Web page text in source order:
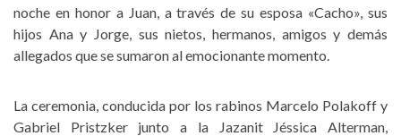
noche en honor a Juan, a través de su esposa «Cacho», sus
hijos Ana y Jorge, sus nietos, hermanos, amigos y demás
allegados que se sumaron al emocionante momento.
La ceremonia, conducida por los rabinos Marcelo Polakoff y
Gabriel Pristzker junto a la Jazanit Jéssica Alterman,